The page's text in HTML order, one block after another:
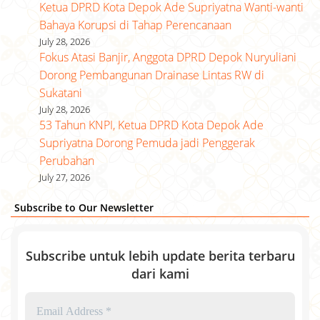
Ketua DPRD Kota Depok Ade Supriyatna Wanti-wanti
Bahaya Korupsi di Tahap Perencanaan
July 28, 2026
Fokus Atasi Banjir, Anggota DPRD Depok Nuryuliani
Dorong Pembangunan Drainase Lintas RW di
Sukatani
July 28, 2026
53 Tahun KNPI, Ketua DPRD Kota Depok Ade
Supriyatna Dorong Pemuda jadi Penggerak
Perubahan
July 27, 2026
Subscribe to Our Newsletter
Subscribe untuk lebih update berita terbaru
dari kami
Address